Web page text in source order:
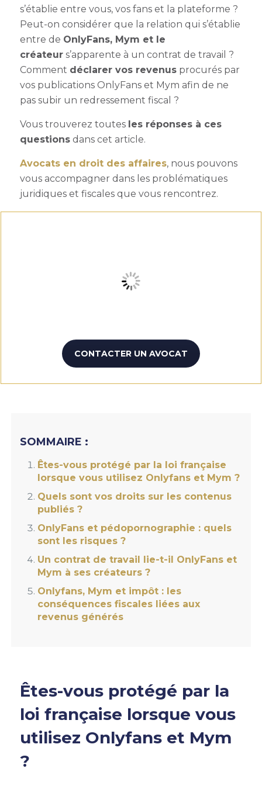
s’établie entre vous, vos fans et la plateforme ?
Peut-on considérer que la relation qui s’établie
entre de OnlyFans, Mym et le
créateurs’apparente à un contrat de travail ?
Comment déclarer vos revenusprocurés par
vos publications OnlyFans et Mym afin de ne
pas subir un redressement fiscal ?
Vous trouverez toutes les réponses à ces
questionsdans cet article.
Avocats en droit des affaires, nous pouvons
vous accompagner dans les problématiques
juridiques et fiscales que vous rencontrez.
CONTACTER UN AVOCAT
SOMMAIRE :
Êtes-vous protégé par la loi française
lorsque vous utilisez Onlyfans et Mym ?
Quels sont vos droits sur les contenus
publiés ?
OnlyFans et pédopornographie : quels
sont les risques ?
Un contrat de travail lie-t-il OnlyFans et
Mym à ses créateurs ?
Onlyfans, Mym et impôt : les
conséquences fiscales liées aux
revenus générés
Êtes-vous protégé par la
loi française lorsque vous
utilisez Onlyfans et Mym
?